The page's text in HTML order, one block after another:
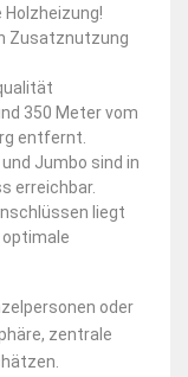
Zusatznutzung
350 Meter vom
entfernt.
Jumbo sind in
erreichbar.
liegt
oder
zentrale